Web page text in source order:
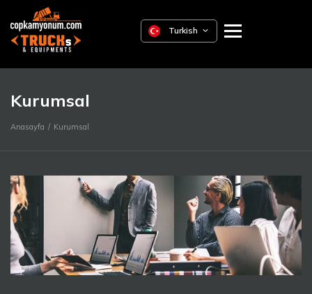
Turkish
Kurumsal
Anasayfa Kurumsal